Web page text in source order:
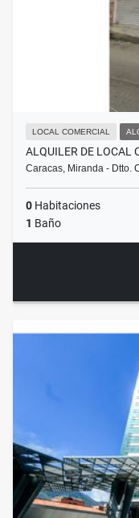
LOCAL COMERCIAL
ALQUILER DE LOCAL
Caracas, Miranda - Dtto.
0 Habitaciones
1 Baño